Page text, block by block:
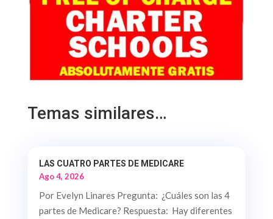
Temas similares…
LAS CUATRO PARTES DE MEDICARE
Ago 4, 2026
Por Evelyn Linares Pregunta: ¿Cuáles son las 4
partes de Medicare? Respuesta: Hay diferentes